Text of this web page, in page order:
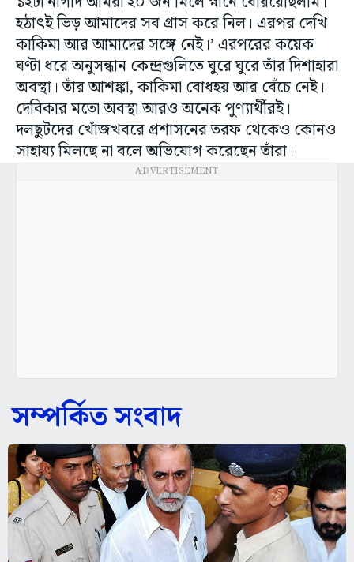
হঠাৎই ভিড় আমাদের সব গ্রাস করে নিল। এরপর দেখি
কাকিমা আর আমাদের সঙ্গে নেই।’ এরপরের কয়েক
ঘণ্টা ধরে অনুসন্ধান কেন্দ্রগুলিতে ঘুরে ঘুরে তাঁর দিশাহারা
অবস্থা। তাঁর আশঙ্কা, কাকিমা বোধহয় আর বেঁচে নেই।
দেবিকার মতো অবস্থা আরও অনেক পুণ্যার্থীরই।
দলছুটদের খোঁজখবরে প্রশাসনের তরফ থেকেও কোনও
সাহায্য মিলছে না বলে অভিযোগ করেছেন তাঁরা।
ADVERTISEMENT
সম্পর্কিত সংবাদ